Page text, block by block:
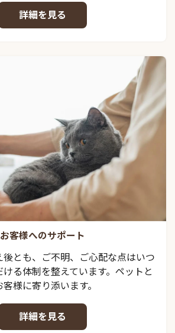
詳細を見る
お客様へのサポート
とも、ご不明、ご心配な点はいつ
る体制を整えています。ペットと
様に寄り添います。
詳細を見る